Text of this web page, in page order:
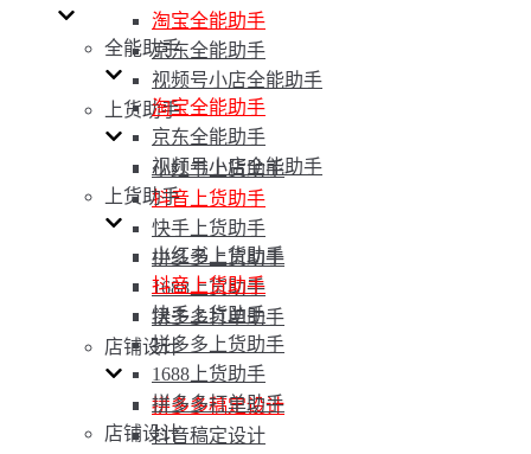
淘宝全能助手
京东全能助手
视频号小店全能助手
上货助手
小红书上货助手
抖音上货助手
快手上货助手
拼多多上货助手
1688上货助手
拼多多打单助手
店铺设计
拼多多稿定设计
抖音稿定设计
全能助手
淘宝全能助手
京东全能助手
视频号小店全能助手
上货助手
小红书上货助手
抖音上货助手
快手上货助手
拼多多上货助手
1688上货助手
拼多多打单助手
店铺设计